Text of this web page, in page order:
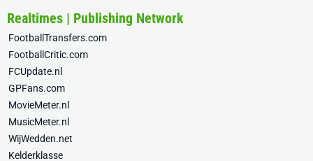
Realtimes | Publishing Network
FootballTransfers.com
FootballCritic.com
FCUpdate.nl
GPFans.com
MovieMeter.nl
MusicMeter.nl
WijWedden.net
Kelderklasse